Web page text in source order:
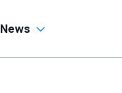
News